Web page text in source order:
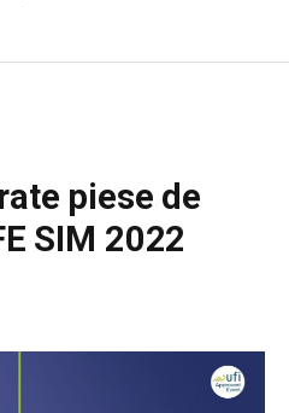
piese de
SIM 2022